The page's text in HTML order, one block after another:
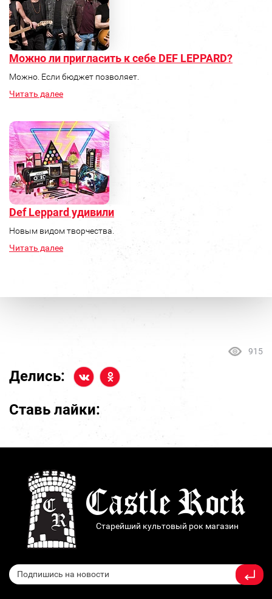
Можно ли пригласить к себе DEF LEPPARD?
Можно. Если бюджет позволяет.
Читать далее
Def Leppard удивили
Новым видом творчества.
Читать далее
915
Делись:
Ставь лайки:
Старейший культовый рок магазин